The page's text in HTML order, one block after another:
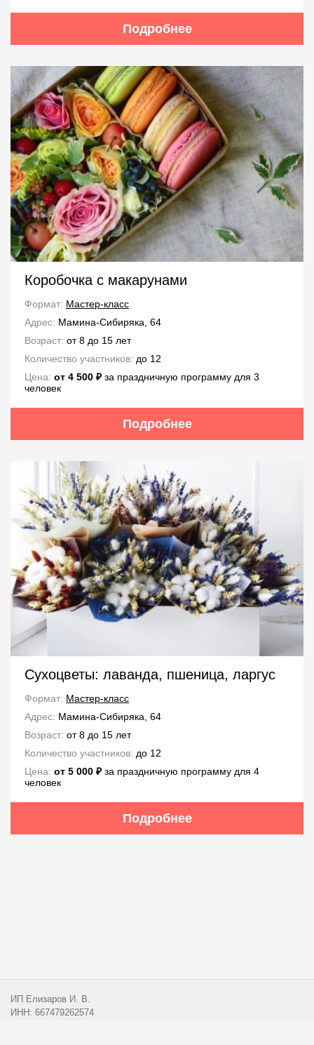
Подробнее
Коробочка с макарунами
Формат: Мастер-класс
Адрес: Мамина-Сибиряка, 64
Возраст: от 8 до 15 лет
Количество участников: до 12
Цена: от 4 500 ₽за праздничную программу для 3
человек
Подробнее
Сухоцветы: лаванда, пшеница, ларгус
Формат: Мастер-класс
Адрес: Мамина-Сибиряка, 64
Возраст: от 8 до 15 лет
Количество участников: до 12
Цена: от 5 000 ₽за праздничную программу для 4
человек
Подробнее
ИП Елизаров И. В.
ИНН: 667479262574